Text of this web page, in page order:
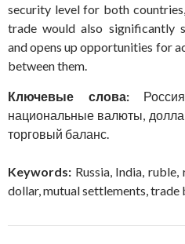
security level for both
trade would also significantly
and opens up opportunities for
between them.
Ключевые слова:
национальные валюты,
торговый баланс.
Keywords: Russia, India,
dollar, mutual settlements, trade